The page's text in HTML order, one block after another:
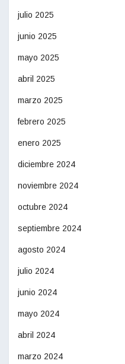
julio 2025
junio 2025
mayo 2025
abril 2025
marzo 2025
febrero 2025
enero 2025
diciembre 2024
noviembre 2024
octubre 2024
septiembre 2024
agosto 2024
julio 2024
junio 2024
mayo 2024
abril 2024
marzo 2024